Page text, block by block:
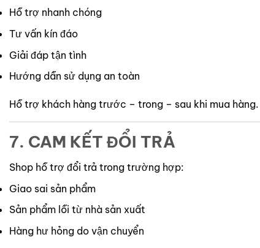
Hỗ trợ nhanh chóng
Tư vấn kín đáo
Giải đáp tận tình
Hướng dẫn sử dụng an toàn
Hỗ trợ khách hàng trước – trong – sau khi mua hàng.
7. CAM KẾT ĐỔI TRẢ
Shop hỗ trợ đổi trả trong trường hợp:
Giao sai sản phẩm
Sản phẩm lỗi từ nhà sản xuất
Hàng hư hỏng do vận chuyển